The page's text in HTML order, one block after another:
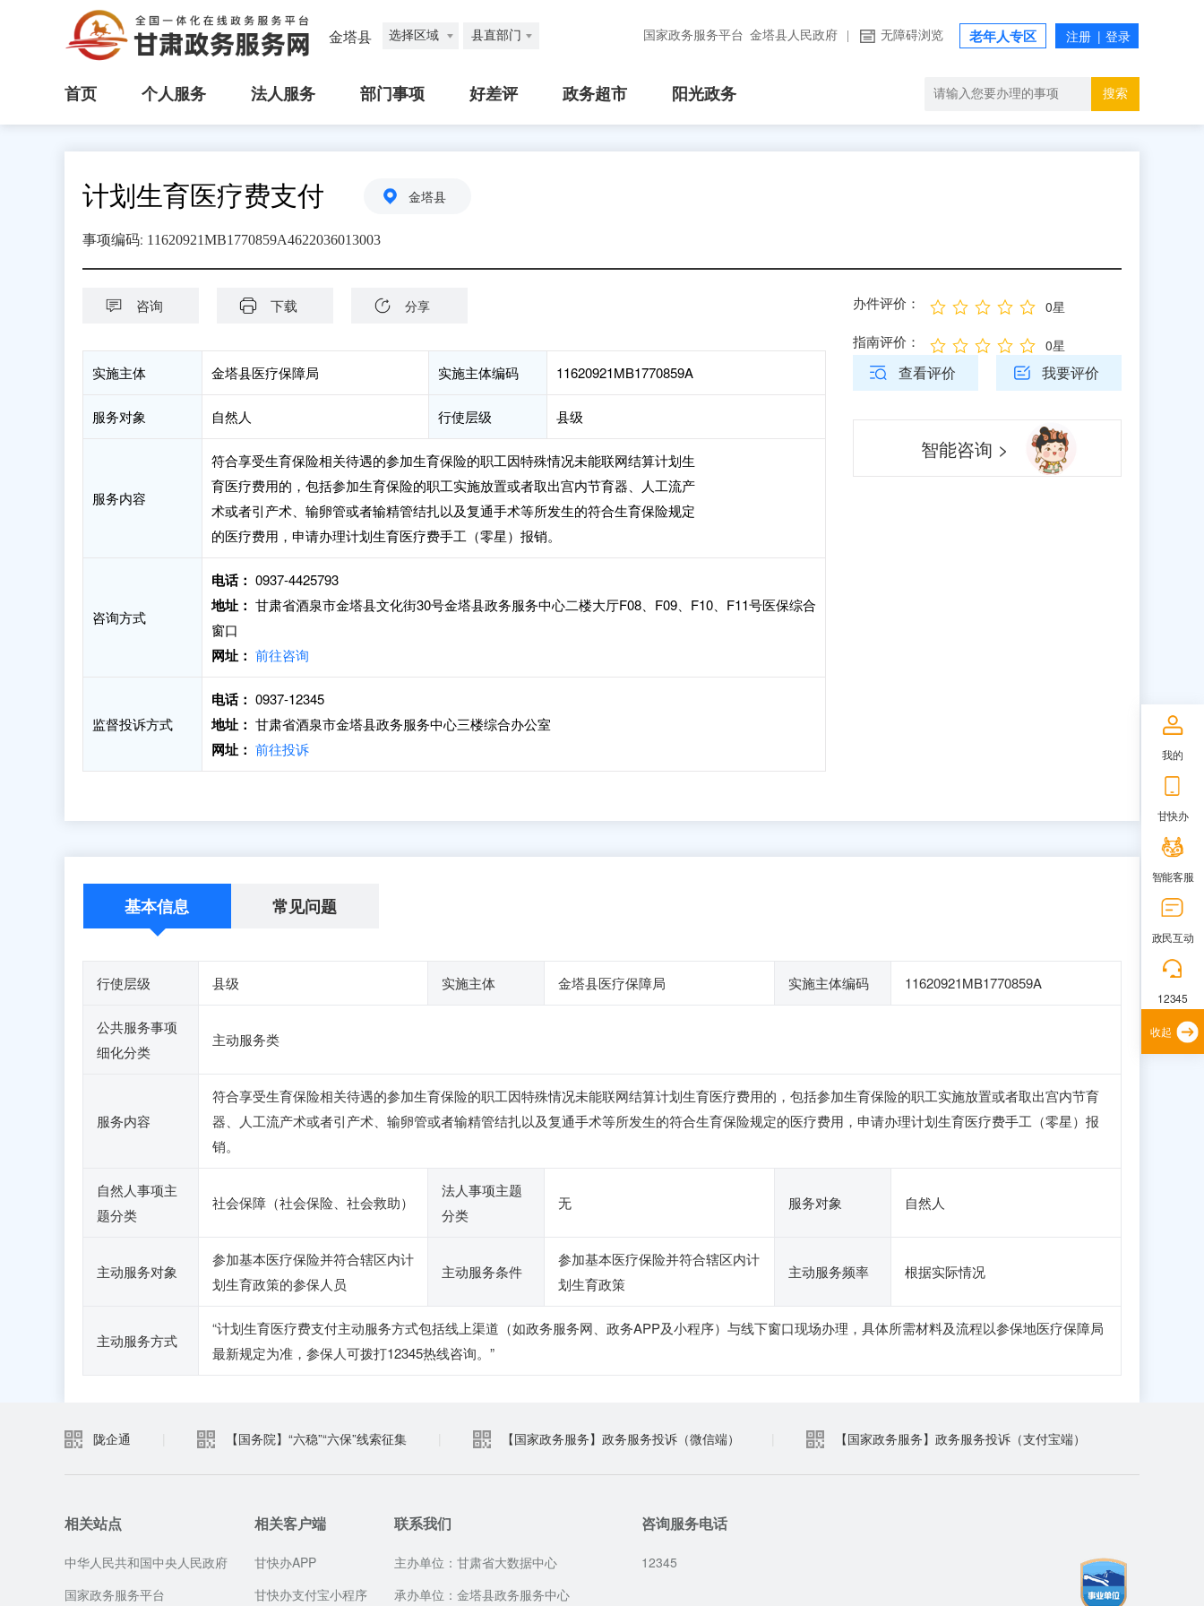
金塔县 选择区域 县直部门 国家政务服务平台 金塔县人民政府 无障碍浏览 老年人专区
首页 个人服务 法人服务 部门事项 好差评 政务超市 阳光政务 搜索
计划生育医疗费支付 金塔县
事项编码: 11620921MB1770859A4622036013003
咨询 下载 分享
实施主体 金塔县医疗保障局 实施主体编码 11620921MB1770859A
服务对象 自然人 行使层级 县级
服务内容
符合享受生育保险相关待遇的参加生育保险的职工因特殊情况未能联网结算计划生
育医疗费用的，包括参加生育保险的职工实施放置或者取出宫内节育器、人工流产
术或者引产术、输卵管或者输精管结扎以及复通手术等所发生的符合生育保险规定
的医疗费用，申请办理计划生育医疗费手工（零星）报销。
咨询方式
电话： 0937-4425793
地址： 甘肃省酒泉市金塔县文化街30号金塔县政务服务中心二楼大厅F08、F09、F10、F11号医保综合
窗口
网址： 前往咨询
监督投诉方式
电话： 0937-12345
地址： 甘肃省酒泉市金塔县政务服务中心三楼综合办公室
网址： 前往投诉
办件评价： 0星
指南评价： 0星
查看评价 我要评价
智能咨询 >
基本信息 常见问题
行使层级 县级 实施主体 金塔县医疗保障局 实施主体编码 11620921MB1770859A
公共服务事项
细化分类
主动服务类
服务内容
符合享受生育保险相关待遇的参加生育保险的职工因特殊情况未能联网结算计划生育医疗费用的，包括参加生育保险的职工实施放置或者取出宫内节育
器、人工流产术或者引产术、输卵管或者输精管结扎以及复通手术等所发生的符合生育保险规定的医疗费用，申请办理计划生育医疗费手工（零星）报
销。
自然人事项主
题分类
社会保障（社会保险、社会救助）
法人事项主题
分类
无 服务对象 自然人
主动服务对象
参加基本医疗保险并符合辖区内计
划生育政策的参保人员
主动服务条件
参加基本医疗保险并符合辖区内计
划生育政策
主动服务频率 根据实际情况
主动服务方式
“计划生育医疗费支付主动服务方式包括线上渠道（如政务服务网、政务APP及小程序）与线下窗口现场办理，具体所需材料及流程以参保地医疗保障局
最新规定为准，参保人可拨打12345热线咨询。”
陇企通 【国务院】“六稳”“六保”线索征集 【国家政务服务】政务服务投诉（微信端） 【国家政务服务】政务服务投诉（支付宝端）
相关站点
中华人民共和国中央人民政府
国家政务服务平台
相关客户端
甘快办APP
甘快办支付宝小程序
联系我们
主办单位：甘肃省大数据中心
承办单位：金塔县政务服务中心
咨询服务电话
12345
我的
甘快办
智能客服
政民互动
12345
收起